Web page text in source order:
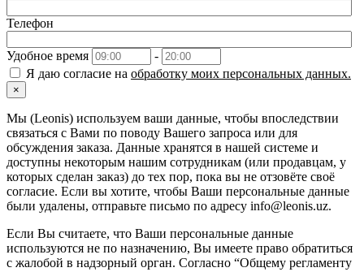
Телефон
Удобное время
-
Я даю согласие на обработку моих персональных данных.
×
Мы (Leonis) используем ваши данные, чтобы впоследствии
связаться с Вами по поводу Вашего запроса или для
обсуждения заказа. Данные хранятся в нашей системе и
доступны некоторым нашим сотрудникам (или продавцам, у
которых сделан заказ) до тех пор, пока вы не отзовёте своё
согласие. Если вы хотите, чтобы Ваши персональные данные
были удалены, отправьте письмо по адресу info@leonis.uz.
Если Вы считаете, что Ваши персональные данные
используются не по назначению, Вы имеете право обратиться
с жалобой в надзорный орган. Согласно “Общему регламенту